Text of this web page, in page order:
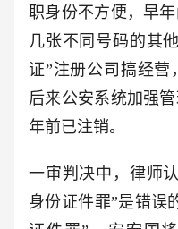
职身份不方便，早
几张不同号码的其
证”注册公司搞经营
后来公安系统加强
年前已注销。
一审判决中，律师
身份证件罪”是错误